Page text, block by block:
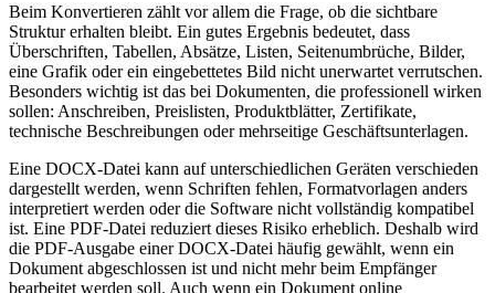
Beim Konvertieren zählt vor allem die Frage, ob die sichtbare
Struktur erhalten bleibt. Ein gutes Ergebnis bedeutet, dass
Überschriften, Tabellen, Absätze, Listen, Seitenumbrüche, Bilder,
eine Grafik oder ein eingebettetes Bild nicht unerwartet verrutschen.
Besonders wichtig ist das bei Dokumenten, die professionell wirken
sollen: Anschreiben, Preislisten, Produktblätter, Zertifikate,
technische Beschreibungen oder mehrseitige Geschäftsunterlagen.
Eine DOCX-Datei kann auf unterschiedlichen Geräten verschieden
dargestellt werden, wenn Schriften fehlen, Formatvorlagen anders
interpretiert werden oder die Software nicht vollständig kompatibel
ist. Eine PDF-Datei reduziert dieses Risiko erheblich. Deshalb wird
die PDF-Ausgabe einer DOCX-Datei häufig gewählt, wenn ein
Dokument abgeschlossen ist und nicht mehr beim Empfänger
bearbeitet werden soll. Auch wenn ein Dokument online